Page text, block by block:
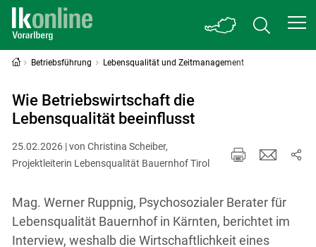
Betriebsführung Lebensqualität und Zeitmanagement
Wie Betriebswirtschaft die
Lebensqualität beeinflusst
25.02.2026 | von Christina Scheiber,
Projektleiterin Lebensqualität Bauernhof Tirol
Mag. Werner Ruppnig, Psychosozialer Berater für
Lebensqualität Bauernhof in Kärnten, berichtet im
Interview, weshalb die Wirtschaftlichkeit eines